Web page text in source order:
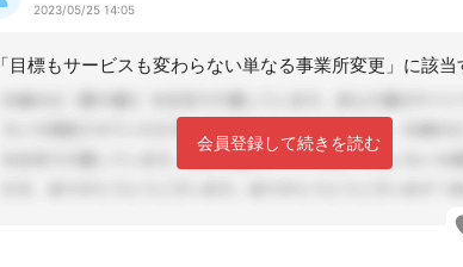
2023/05/25 14:05
会員登録して続きを読む